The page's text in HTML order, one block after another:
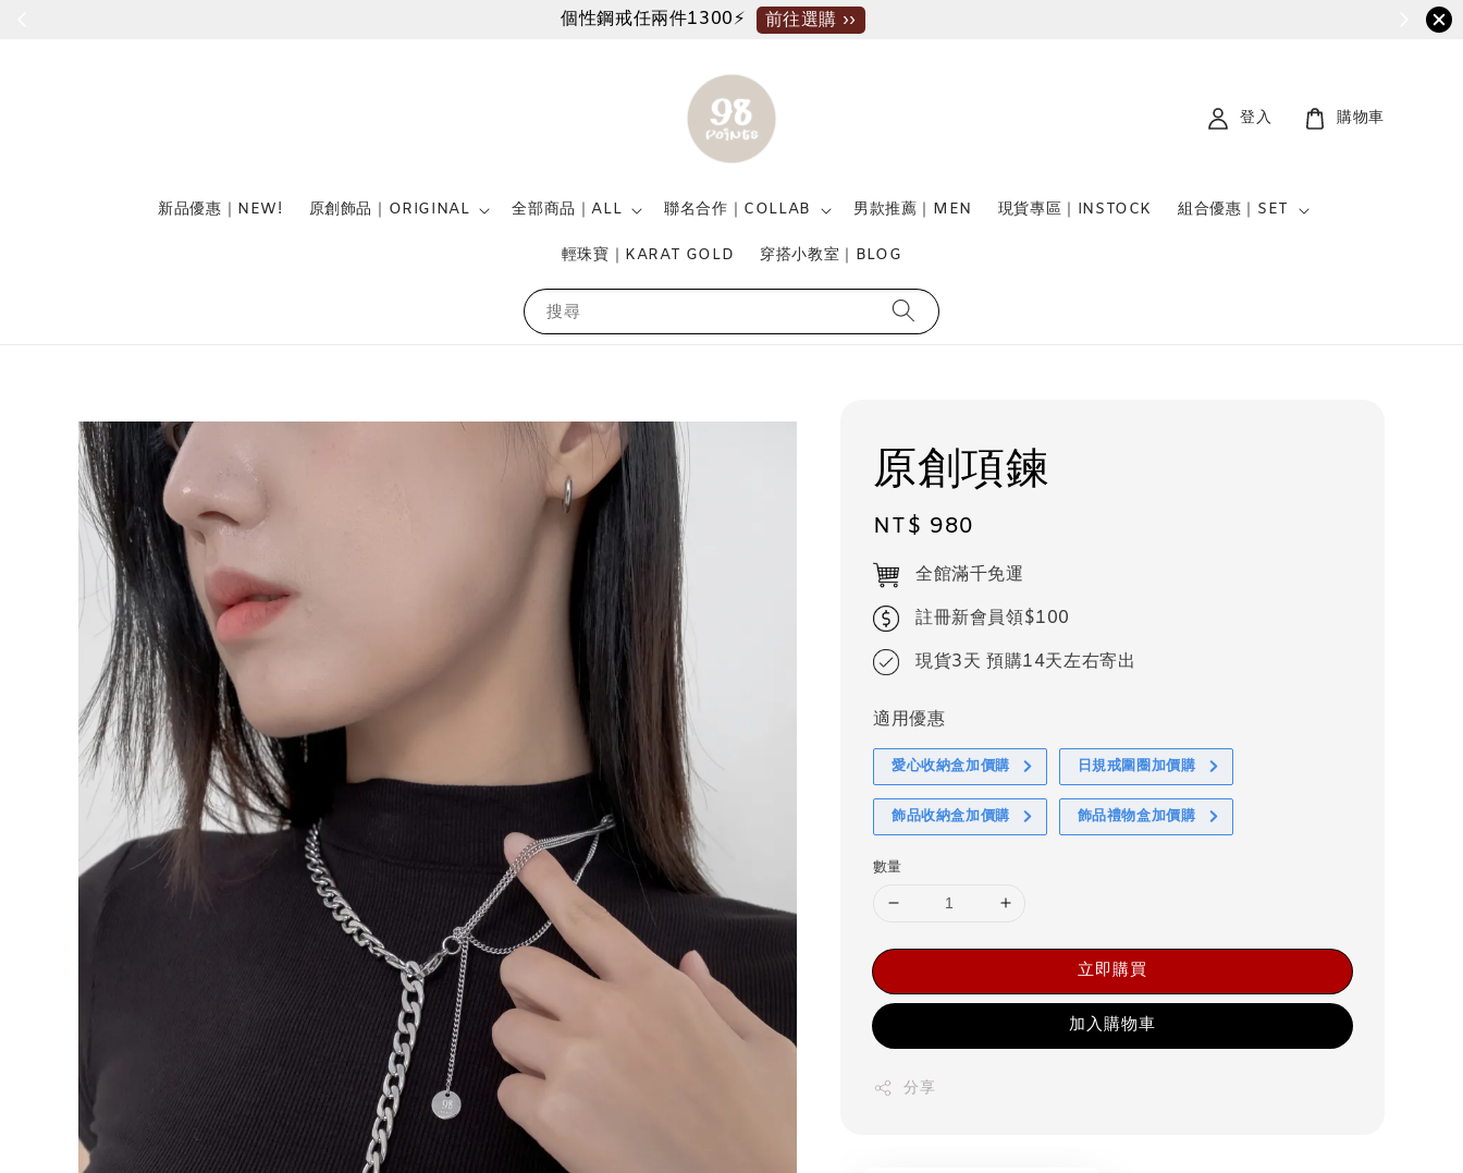
個性鋼戒任兩件1300⚡ 前往選購 ››
搜尋
新品優惠｜NEW! 原創飾品｜ORIGINAL 全部商品｜ALL 聯名合作｜COLLAB 男款推薦｜MEN 現貨專區｜INSTOCK 組合優惠｜SET
輕珠寶｜KARAT GOLD 穿搭小教室｜BLOG
登入 購物車
原創項鍊
Regular
price
NT$ 980
全館滿千免運
註冊新會員領$100
現貨3天 預購14天左右寄出
適用優惠
愛心收納盒加價購 日規戒圍圈加價購
飾品收納盒加價購 飾品禮物盒加價購
數量
立即購買
加入購物車
分享